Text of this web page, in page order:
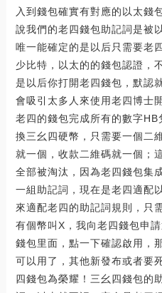
入到錢包確實有對應的以太錢
說我們的老四錢包助記詞是被
唯一能確定的是以后只需要老
少比特，以太的的錢包認證，
是以后你打開老四錢包，默認
會吸引太多人來使用老四博士
老四的錢包完成所有的數字
換三幺四硬幣，只需要一個二
就一個，收款二維碼就一個；
全部被淘汰，因為老四錢包集
一組助記詞，現在是老四適配
來適配老四的助記詞規則，只
有個幣叫X，我向老四錢包申
錢包里面，點一下確認啟用，
可以用了，其他新發布或者要
四錢包為榮耀！三幺四錢包的